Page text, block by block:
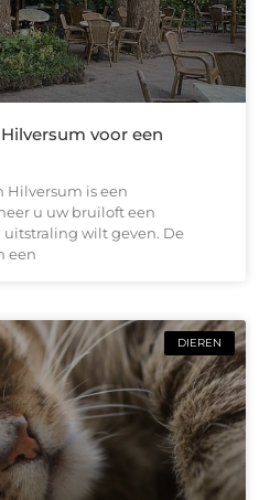
voor een
Hilversum is een
u uw bruiloft een
wilt geven. De
een
DIEREN